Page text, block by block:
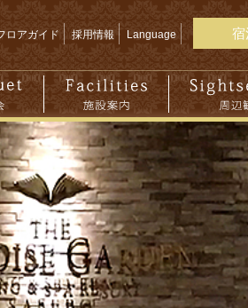
ロアガイド 採用情報 Language 宿